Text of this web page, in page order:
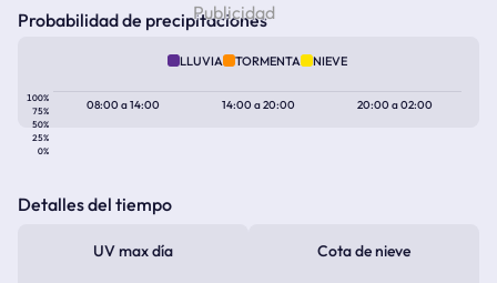
Probabilidad de precipitaciones
LLUVIA TORMENTA NIEVE
100%
75%
50%
25%
0%
08:00a14:00 14:00a20:00 20:00a02:00
Detalles del tiempo
UV max día Cota de nieve